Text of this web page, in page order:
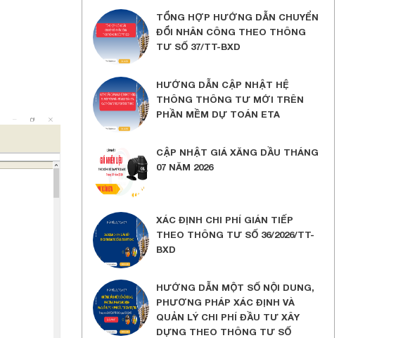
TỔNG HỢP HƯỚNG DẪN CHUYỂN
ĐỔI NHÂN CÔNG THEO THÔNG
TƯ SỐ 37/TT-BXD
HƯỚNG DẪN CẬP NHẬT HỆ
THÔNG THÔNG TƯ MỚI TRÊN
PHẦN MỀM DỰ TOÁN ETA
CẬP NHẬT GIÁ XĂNG DẦU THÁNG
07 NĂM 2026
XÁC ĐỊNH CHI PHÍ GIÁN TIẾP
THEO THÔNG TƯ SỐ 36/2026/TT-
BXD
HƯỚNG DẪN MỘT SỐ NỘI DUNG,
PHƯƠNG PHÁP XÁC ĐỊNH VÀ
QUẢN LÝ CHI PHÍ ĐẦU TƯ XÂY
DỰNG THEO THÔNG TƯ SỐ